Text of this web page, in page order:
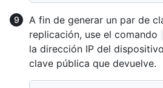
A fin de generar un par de
replicación, use el comando
la dirección IP del
clave pública que devuelve.